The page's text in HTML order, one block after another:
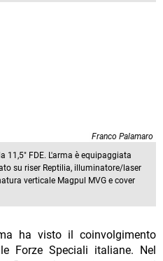
Franco Palamaro
11,5" FDE. L'arma è equipaggiata
su riser Reptilia, illuminatore/laser
verticale Magpul MVG e cover
ha visto il coinvolgimento
Forze Speciali italiane. Nel